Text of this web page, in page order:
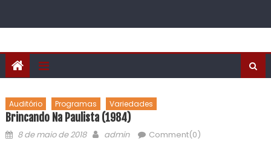
Auditório Programas Variedades
Brincando Na Paulista (1984)
8 de maio de 2018 admin Comment(0)